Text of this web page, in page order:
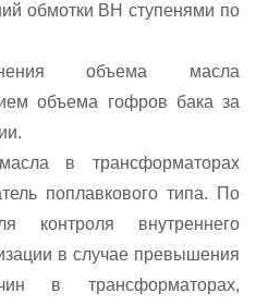
обмотки ВН ступенями по
объема масла
объема гофров бака за
в трансформаторах
поплавкового типа. По
контроля внутреннего
в случае превышения
в трансформаторах,